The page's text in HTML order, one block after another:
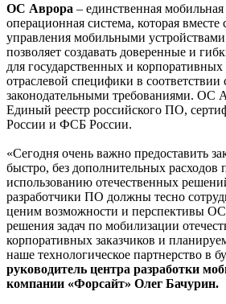
ОС Аврора – единственная мобильная
операционная система, которая
управления мобильными
позволяет создавать доверенные и
для государственных и
отраслевой специфики в соответствии
законодательными требованиями. ОС
Единый реестр российского ПО,
России и ФСБ России.
«Сегодня очень важно предоставить
быстро, без дополнительных расходов
использованию отечественных
разработчики ПО должны тесно
ценим возможности и перспективы
решения задач по мобилизации
корпоративных заказчиков и
наше технологическое партнерство в
руководитель центра разработки
компании «Форсайт» Олег Бачурин.